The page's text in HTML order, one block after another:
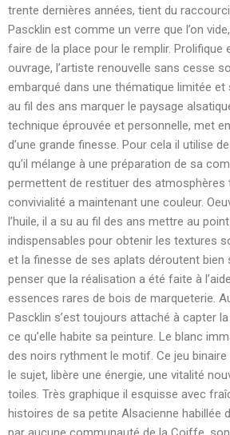
trente dernières années, tient du
Pascklin est comme un verre que l’on
faire de la place pour le remplir. Prolifique
ouvrage, l’artiste renouvelle sans cesse
embarqué dans une thématique limitée et
au fil des ans marquer le paysage
technique éprouvée et personnelle, met
d’une grande finesse. Pour cela il utilise
qu’il mélange à une préparation de sa
permettent de restituer des atmosphères
convivialité a maintenant une couleur.
l’huile, il a su au fil des ans mettre au
indispensables pour obtenir les textures
et la finesse de ses aplats déroutent bien
penser que la réalisation a été faite à
essences rares de bois de marqueterie.
Pascklin s’est toujours attaché à capter
ce qu’elle habite sa peinture. Le blanc
des noirs rythment le motif. Ce jeu
le sujet, libère une énergie, une vitalité
toiles. Très graphique il esquisse avec
histoires de sa petite Alsacienne habillée